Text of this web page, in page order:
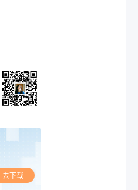
去下载